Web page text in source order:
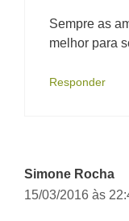
Sempre as
melhor para
Responder
Simone Rocha
15/03/2016 às